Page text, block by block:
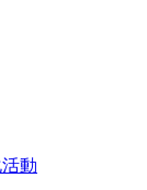
動